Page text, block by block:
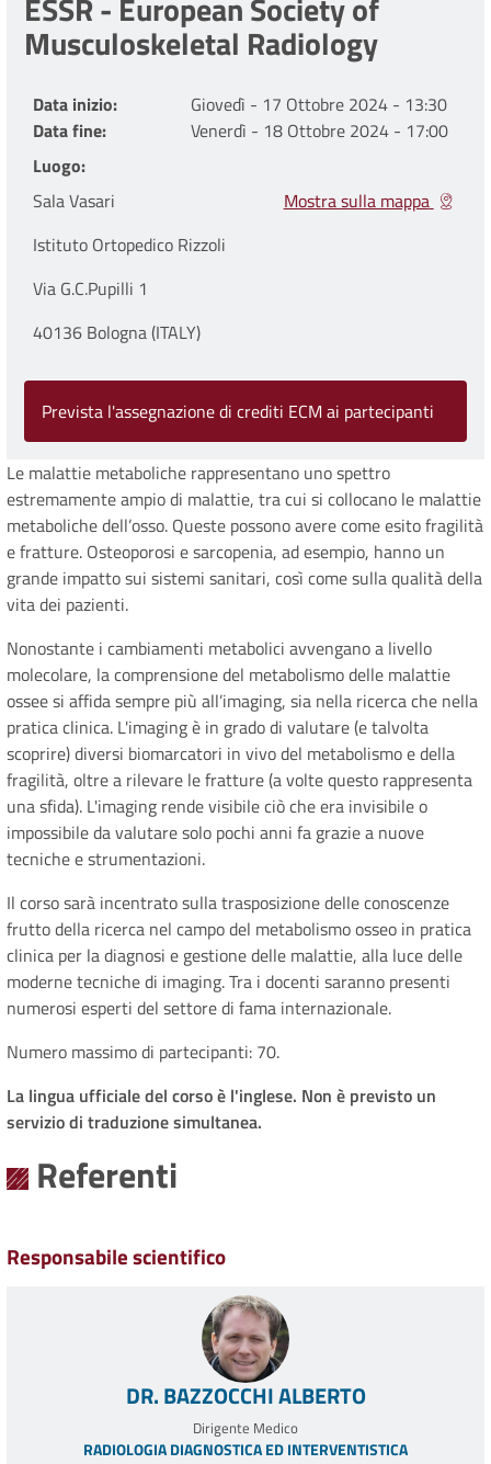
ESSR - European Society of
Musculoskeletal Radiology
Data inizio
Giovedì - 17 Ottobre 2024 - 13:30
Data fine
Venerdì - 18 Ottobre 2024 - 17:00
Luogo
Sala Vasari
Istituto Ortopedico Rizzoli
Via G.C.Pupilli 1
40136 Bologna (ITALY)
Mostra sulla mappa
Prevista l'assegnazione di crediti ECM ai partecipanti
Le malattie metaboliche rappresentano uno spettro
estremamente ampio di malattie, tra cui si collocano le malattie
metaboliche dell’osso. Queste possono avere come esito fragilità
e fratture. Osteoporosi e sarcopenia, ad esempio, hanno un
grande impatto sui sistemi sanitari, così come sulla qualità della
vita dei pazienti.
Nonostante i cambiamenti metabolici avvengano a livello
molecolare, la comprensione del metabolismo delle malattie
ossee si affida sempre più all’imaging, sia nella ricerca che nella
pratica clinica. L'imaging è in grado di valutare (e talvolta
scoprire) diversi biomarcatori in vivo del metabolismo e della
fragilità, oltre a rilevare le fratture (a volte questo rappresenta
una sfida). L'imaging rende visibile ciò che era invisibile o
impossibile da valutare solo pochi anni fa grazie a nuove
tecniche e strumentazioni.
Il corso sarà incentrato sulla trasposizione delle conoscenze
frutto della ricerca nel campo del metabolismo osseo in pratica
clinica per la diagnosi e gestione delle malattie, alla luce delle
moderne tecniche di imaging. Tra i docenti saranno presenti
numerosi esperti del settore di fama internazionale.
Numero massimo di partecipanti: 70.
La lingua ufficiale del corso è l'inglese. Non è previsto un
servizio di traduzione simultanea.
Referenti
Responsabile scientifico
DR. BAZZOCCHI ALBERTO
Dirigente Medico
RADIOLOGIA DIAGNOSTICA ED INTERVENTISTICA